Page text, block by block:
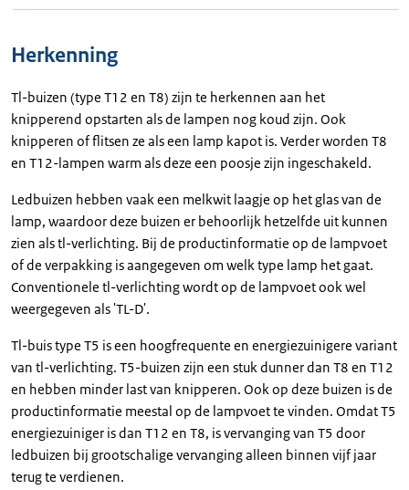
Herkenning
Tl-buizen (type T12 en T8) zijn te herkennen aan het
knipperend opstarten als de lampen nog koud zijn. Ook
knipperen of flitsen ze als een lamp kapot is. Verder worden T8
en T12-lampen warm als deze een poosje zijn ingeschakeld.
Ledbuizen hebben vaak een melkwit laagje op het glas van de
lamp, waardoor deze buizen er behoorlijk hetzelfde uit kunnen
zien als tl-verlichting. Bij de productinformatie op de lampvoet
of de verpakking is aangegeven om welk type lamp het gaat.
Conventionele tl-verlichting wordt op de lampvoet ook wel
weergegeven als 'TL-D'.
Tl-buis type T5 is een hoogfrequente en energiezuinigere variant
van tl-verlichting. T5-buizen zijn een stuk dunner dan T8 en T12
en hebben minder last van knipperen. Ook op deze buizen is de
productinformatie meestal op de lampvoet te vinden. Omdat T5
energiezuiniger is dan T12 en T8, is vervanging van T5 door
ledbuizen bij grootschalige vervanging alleen binnen vijf jaar
terug te verdienen.